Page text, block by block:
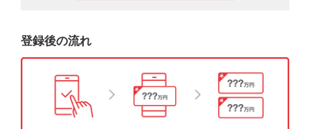
登録後の流れ